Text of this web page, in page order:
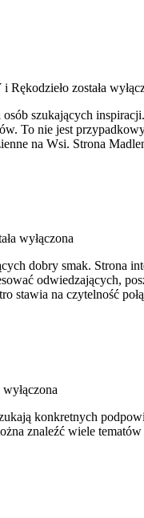
Rękodzieło została
szukających
To nie jest
na Wsi. Strona
wyłączona
dobry smak.
odwiedzających,
stawia na czytelność
wyłączona
konkretnych
znaleźć wiele